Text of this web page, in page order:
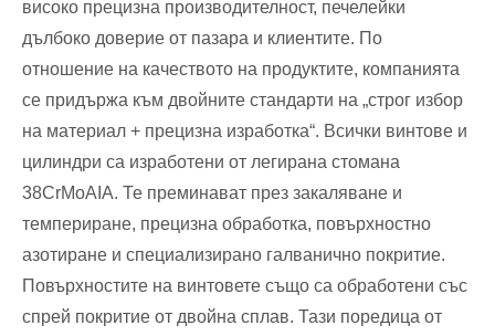
високо прецизна производителност, печелейки
дълбоко доверие от пазара и клиентите. По
отношение на качеството на продуктите, компанията
се придържа към двойните стандарти на „строг избор
на материал + прецизна изработка“. Всички винтове и
цилиндри са изработени от легирана стомана
38CrMoAIA. Те преминават през закаляване и
темпериране, прецизна обработка, повърхностно
азотиране и специализирано галванично покритие.
Повърхностите на винтовете също са обработени със
спрей покритие от двойна сплав. Тази поредица от